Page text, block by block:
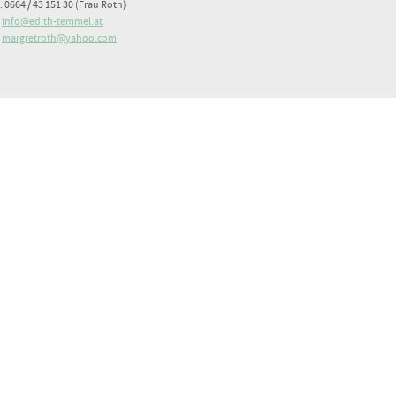
0664 / 43 151 30 (Frau Roth)
info@edith-temmel.at
margretroth@yahoo.com